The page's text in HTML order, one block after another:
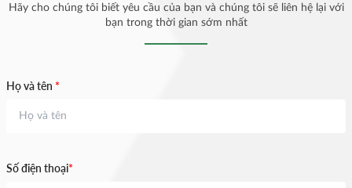
Hãy cho chúng tôi biết yêu cầu của bạn và chúng tôi sẽ liên hệ lại với
bạn trong thời gian sớm nhất
Họ và tên *
Số điện thoại*